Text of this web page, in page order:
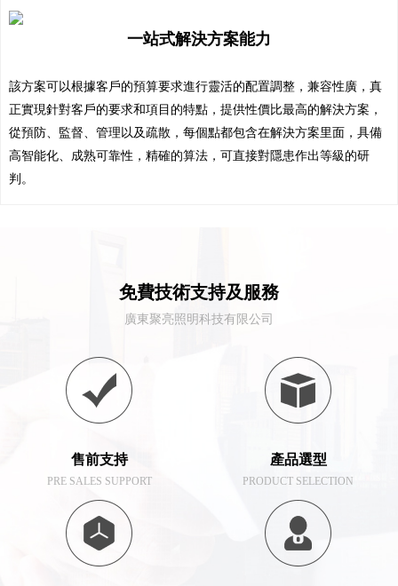
一站式解決方案能力
該方案可以根據客戶的預算要求進行靈活的配置調整，兼容性廣，真
正實現針對客戶的要求和項目的特點，提供性價比最高的解決方案，
從預防、監督、管理以及疏散，每個點都包含在解決方案里面，具備
高智能化、成熟可靠性，精確的算法，可直接對隱患作出等級的研
判。
免費技術支持及服務
廣東聚亮照明科技有限公司
售前支持
PRE SALES SUPPORT
產品選型
PRODUCT SELECTION